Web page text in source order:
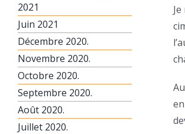
2021
Juin 2021
Décembre 2020.
Novembre 2020.
Octobre 2020.
Septembre 2020.
Août 2020.
Juillet 2020.